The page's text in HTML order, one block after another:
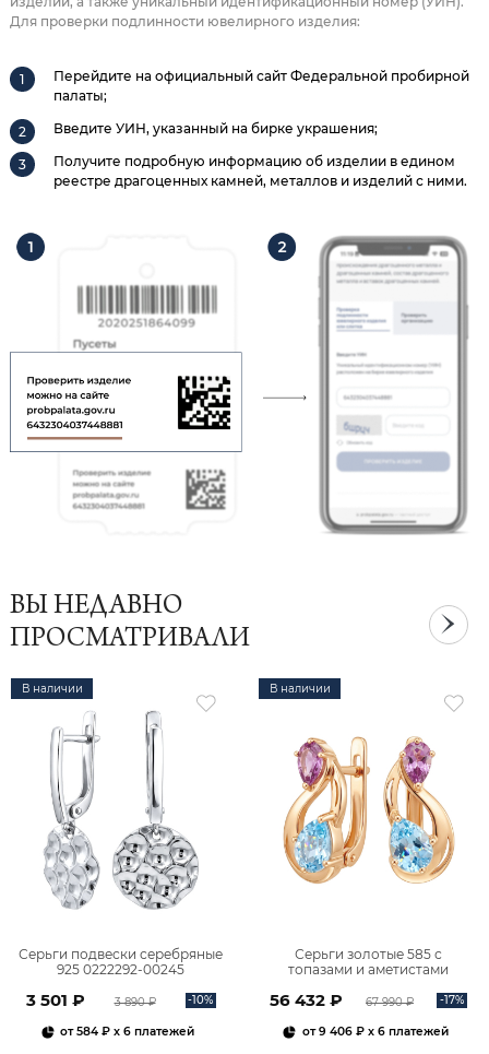
Для проверки подлинности ювелирного изделия:
Перейдите на официальный сайт Федеральной пробирной
палаты;
Введите УИН, указанный на бирке украшения;
Получите подробную информацию об изделии в едином
реестре драгоценных камней, металлов и изделий с ними.
ВЫ НЕДАВНО
ПРОСМАТРИВАЛИ
В наличии
Серьги подвески серебряные
925 0222292-00245
3 501 ₽ 3 890 ₽ -10%
от584 ₽ x 6 платежей
В наличии
Серьги золотые 585 с
топазами и аметистами
56 432 ₽ 67 990 ₽ -17%
от9 406 ₽x 6 платежей